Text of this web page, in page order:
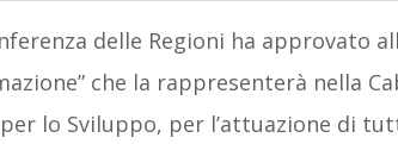
delle Regioni ha approvato
che la rappresenterà nella
lo Sviluppo, per l’attuazione di